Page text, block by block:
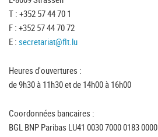
T : +352 57 44 70 1
F : +352 57 44 70 72
E : secretariat@flt.lu
Heures d'ouvertures :
de 9h30 à 11h30 et de 14h00 à 16h00
Coordonnées bancaires :
BGL BNP Paribas LU41 0030 7000 0183 0000